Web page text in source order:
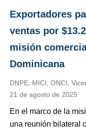
Exportadores
ventas por
misión
Dominicana
DNPE MICI ONCI
21 de agosto de 2025
En el marco de la
una reunión bilateral